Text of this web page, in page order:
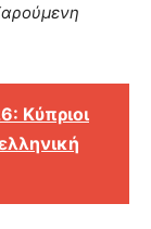
Κύπριοι